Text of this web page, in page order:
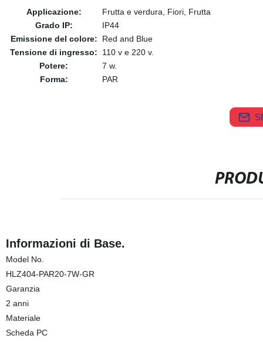
Applicazione:
Frutta e verdura, Fiori, Frutta
Grado IP:
IP44
Emissione del colore:
Red and Blue
Tensione di ingresso:
110 v e 220 v.
Potere:
7 w.
Forma:
PAR
Informazioni di Base.
Model No.
HLZ404-PAR20-7W-GR
Garanzia
2 anni
Materiale
Scheda PC